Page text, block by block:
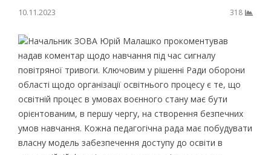
10.11.2023 318
Начальник ЗОВА Юрій Малашко прокоментував
надав коментар щодо навчання під час сигналу
повітряної тривоги. Ключовим у рішенні Ради оборони
області щодо організації освітнього процесу є те, що
освітній процес в умовах воєнного стану має бути
орієнтованим, в першу чергу, на створення безпечних
умов навчання. Кожна педагогічна рада має побудувати
власну модель забезпечення доступу до освіти в